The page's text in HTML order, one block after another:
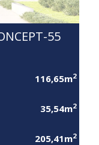
55
116,65m2
35,54m2
205,41m2